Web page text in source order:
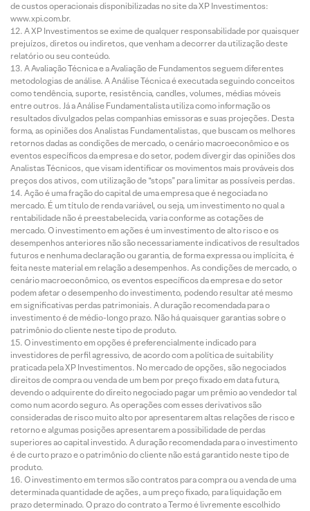
de custos operacionais disponibilizadas no site da XP Investimentos:
www.xpi.com.br.
A XP Investimentos se exime de qualquer responsabilidade por quaisquer
prejuízos, diretos ou indiretos, que venham a decorrer da utilização deste
relatório ou seu conteúdo.
A Avaliação Técnica e a Avaliação de Fundamentos seguem diferentes
metodologias de análise. A Análise Técnica é executada seguindo conceitos
como tendência, suporte, resistência, candles, volumes, médias móveis
entre outros. Já a Análise Fundamentalista utiliza como informação os
resultados divulgados pelas companhias emissoras e suas projeções. Desta
forma, as opiniões dos Analistas Fundamentalistas, que buscam os melhores
retornos dadas as condições de mercado, o cenário macroeconômico e os
eventos específicos da empresa e do setor, podem divergir das opiniões dos
Analistas Técnicos, que visam identificar os movimentos mais prováveis dos
preços dos ativos, com utilização de “stops” para limitar as possíveis perdas.
Ação é uma fração do capital de uma empresa que é negociada no
mercado. É um título de renda variável, ou seja, um investimento no qual a
rentabilidade não é preestabelecida, varia conforme as cotações de
mercado. O investimento em ações é um investimento de alto risco e os
desempenhos anteriores não são necessariamente indicativos de resultados
futuros e nenhuma declaração ou garantia, de forma expressa ou implícita, é
feita neste material em relação a desempenhos. As condições de mercado, o
cenário macroeconômico, os eventos específicos da empresa e do setor
podem afetar o desempenho do investimento, podendo resultar até mesmo
em significativas perdas patrimoniais. A duração recomendada para o
investimento é de médio-longo prazo. Não há quaisquer garantias sobre o
patrimônio do cliente neste tipo de produto.
O investimento em opções é preferencialmente indicado para
investidores de perfil agressivo, de acordo com a política de suitability
praticada pela XP Investimentos. No mercado de opções, são negociados
direitos de compra ou venda de um bem por preço fixado em data futura,
devendo o adquirente do direito negociado pagar um prêmio ao vendedor tal
como num acordo seguro. As operações com esses derivativos são
consideradas de risco muito alto por apresentarem altas relações de risco e
retorno e algumas posições apresentarem a possibilidade de perdas
superiores ao capital investido. A duração recomendada para o investimento
é de curto prazo e o patrimônio do cliente não está garantido neste tipo de
produto.
O investimento em termos são contratos para compra ou a venda de uma
determinada quantidade de ações, a um preço fixado, para liquidação em
prazo determinado. O prazo do contrato a Termo é livremente escolhido